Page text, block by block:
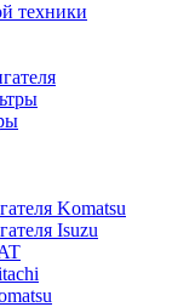
техники
Komatsu
Isuzu